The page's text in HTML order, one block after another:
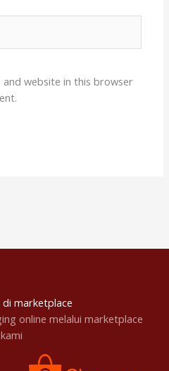
and website in this browser
marketplace
online melalui marketplace
kami